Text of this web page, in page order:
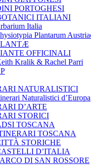
PORTOGHESI
ITALIANI
Italia
Plantarum
OFFICINALI
Kralik & Rachel Parri
NATURALISTICI
Naturalistici d’Europa
D’ARTE
STORICI
TOSCANA
TOSCANA
STORICHE
D’ITALIA
DI SAN ROSSORE